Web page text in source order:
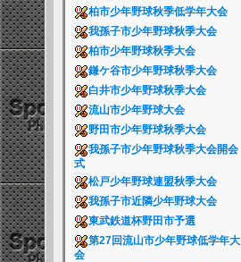
柏市少年野球秋季低学年大会
我孫子市少年野球秋季大会
柏市少年野球秋季大会
鎌ケ谷市少年野球秋季大会
白井市少年野球秋季大会
流山市少年野球大会
野田市少年野球秋季大会
我孫子市少年野球秋季大会開会
式
松戸少年野球連盟秋季大会
我孫子市近隣少年野球大会
東武鉄道杯野田市予選
第27回流山市少年野球低学年大
会